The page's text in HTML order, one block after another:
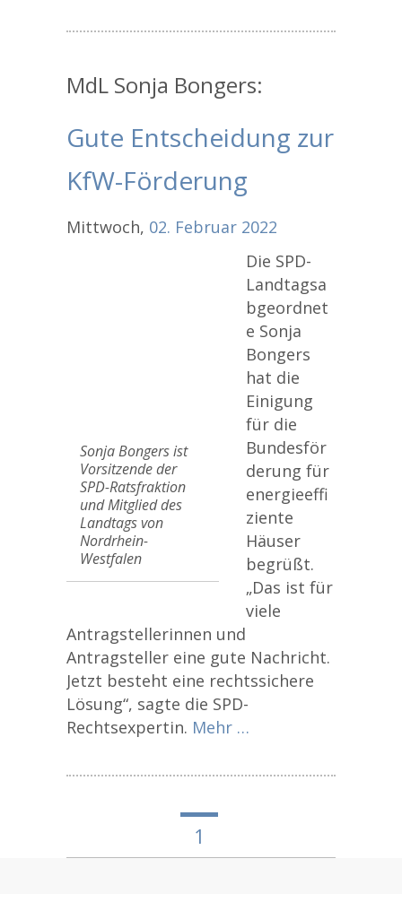
MdL Sonja Bongers:
Gute Entscheidung zur
KfW-Förderung
Mittwoch, 02. Februar 2022
Sonja Bongers ist
Vorsitzende der
SPD-Ratsfraktion
und Mitglied des
Landtags von
Nordrhein-
Westfalen
Die SPD-
Landtagsa
bgeordnet
e Sonja
Bongers
hat die
Einigung
für die
Bundesför
derung für
energieeffi
ziente
Häuser
begrüßt.
„Das ist für
viele
Antragstellerinnen und
Antragsteller eine gute Nachricht.
Jetzt besteht eine rechtssichere
Lösung“, sagte die SPD-
Rechtsexpertin. Mehr …
1